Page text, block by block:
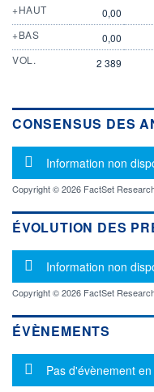
+HAUT
0,00
+BAS
0,00
VOL.
2 389
CONSENSUS DES
Message
Information non
Copyright © 2026 FactSet
ÉVOLUTION DES
Message
Information non
Copyright © 2026 FactSet
ÉVÈNEMENTS
Message
Pas d'évènement